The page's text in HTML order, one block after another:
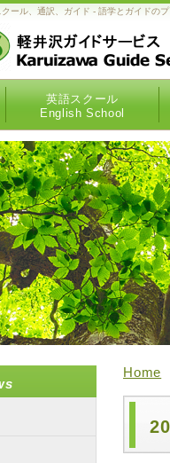
ール、通訳、ガイド - 語学とガイド
英語スクール
English School
Home